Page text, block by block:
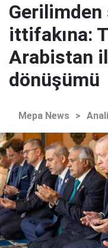
Gerilimden
ittifakına:
Arabistan
dönüşümü
Mepa News >